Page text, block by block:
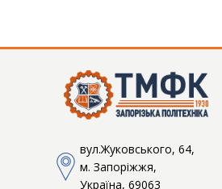
вул.Жуковського, 64,
м. Запоріжжя,
Україна, 69063
ТМФК